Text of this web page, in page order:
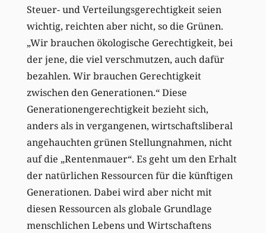
Steuer- und Verteilungsgerechtigkeit seien
wichtig, reichten aber nicht, so die Grünen.
„Wir brauchen ökologische Gerechtigkeit, bei
der jene, die viel verschmutzen, auch dafür
bezahlen. Wir brauchen Gerechtigkeit
zwischen den Generationen.“ Diese
Generationengerechtigkeit bezieht sich,
anders als in vergangenen, wirtschaftsliberal
angehauchten grünen Stellungnahmen, nicht
auf die „Rentenmauer“. Es geht um den Erhalt
der natürlichen Ressourcen für die künftigen
Generationen. Dabei wird aber nicht mit
diesen Ressourcen als globale Grundlage
menschlichen Lebens und Wirtschaftens